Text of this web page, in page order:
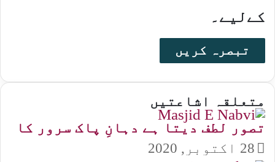
کےلیے۔
متعلقہ اشاعتیں
تصور لطف دیتا ہے دہانِ پاک سرور کا
28 اکتوبر, 2020